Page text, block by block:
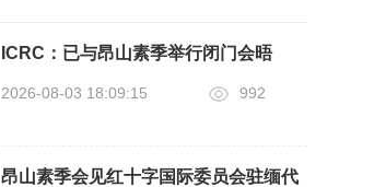
ICRC：已与昂山素季举行闭门会晤
2026-08-03 18:09:15 992
昂山素季会见红十字国际委员会驻缅代